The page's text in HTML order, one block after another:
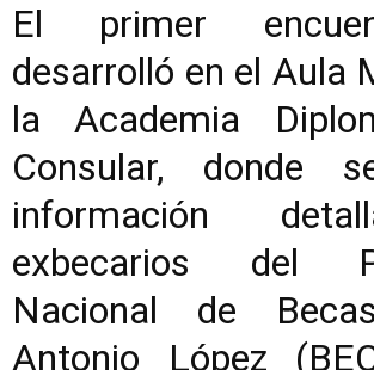
El primer
desarrolló en el Aula
la Academia
Consular, donde
información
exbecarios del
Nacional de
Antonio López